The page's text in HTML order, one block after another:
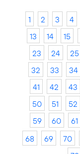
1 2 3 4
13
14 15
23
24 25
32
33 34
41
42 43
50
51 52
59
60 61
68
69 70